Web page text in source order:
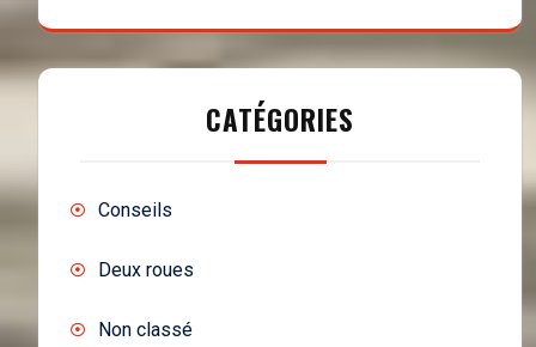
CATÉGORIES
Conseils
Deux roues
Non classé